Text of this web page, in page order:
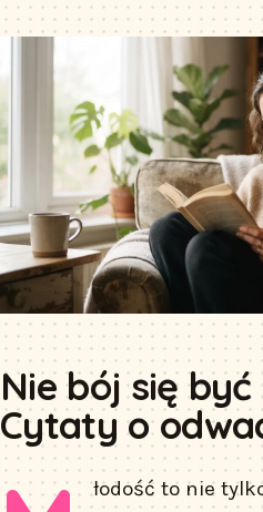
Nie bój się
Cytaty o
łodość to nie